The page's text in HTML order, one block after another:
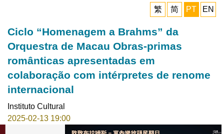
繁
简 PT EN
Ciclo “Homenagem a Brahms” da
Orquestra de Macau Obras-primas
românticas apresentadas em
colaboração com intérpretes de renome
internacional
Instituto Cultural
2025-02-13 19:00